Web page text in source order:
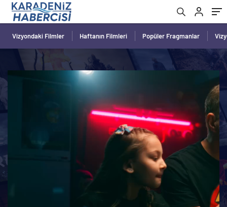
Vizyondaki Filmler Haftanın Filmleri Popüler Fragmanlar